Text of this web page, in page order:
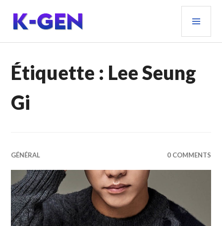
contenu
principal
K-GEN
Étiquette : Lee Seung
Gi
GÉNÉRAL 0 COMMENTS